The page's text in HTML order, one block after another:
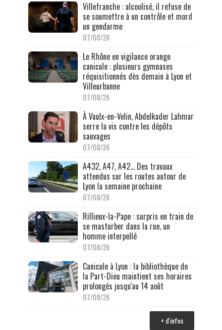
Villefranche : alcoolisé, il refuse de
se soumettre à un contrôle et mord
un gendarme
07/08/26
Le Rhône en vigilance orange
canicule : plusieurs gymnases
réquisitionnés dès demain à Lyon et
Villeurbanne
07/08/26
À Vaulx-en-Velin, Abdelkader Lahmar
serre la vis contre les dépôts
sauvages
07/08/26
A432, A47, A42… Des travaux
attendus sur les routes autour de
Lyon la semaine prochaine
07/08/26
Rillieux-la-Pape : surpris en train de
se masturber dans la rue, un
homme interpellé
07/08/26
Canicule à Lyon : la bibliothèque de
la Part-Dieu maintient ses horaires
prolongés jusqu'au 14 août
07/08/26
+ d'infos